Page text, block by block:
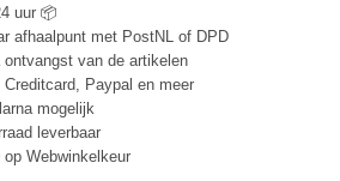
uur 📦
afhaalpunt met PostNL of DPD
ontvangst van de artikelen
Paypal en meer
mogelijk
leverbaar
Webwinkelkeur